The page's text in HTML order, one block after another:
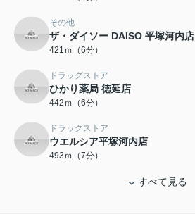
その他
ザ・ダイソー DAISO 平塚河内店
421ｍ（6分）
ドラッグストア
ひかり薬局 徳延店
442ｍ（6分）
ドラッグストア
ウエルシア平塚河内店
493ｍ（7分）
すべて見る